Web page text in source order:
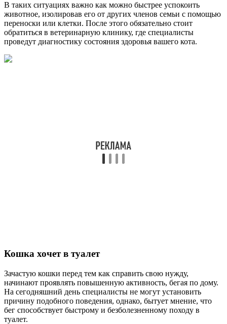
В таких ситуациях важно как можно быстрее успокоить
животное, изолировав его от других членов семьи с помощью
переноски или клетки. После этого обязательно стоит
обратиться в ветеринарную клинику, где специалисты
проведут диагностику состояния здоровья вашего кота.
Кошка хочет в туалет
Зачастую кошки перед тем как справить свою нужду,
начинают проявлять повышенную активность, бегая по дому.
На сегодняшний день специалисты не могут установить
причину подобного поведения, однако, бытует мнение, что
бег способствует быстрому и безболезненному походу в
туалет.